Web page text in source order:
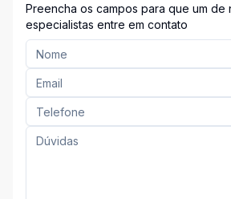
Preencha os campos para que um de
especialistas entre em contato